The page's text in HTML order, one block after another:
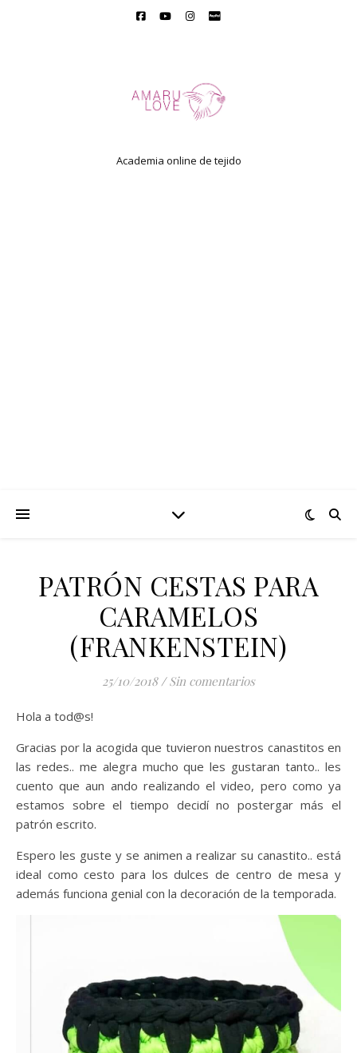
Academia online de tejido
PATRÓN CESTAS PARA
CARAMELOS
(FRANKENSTEIN)
25/10/2018 / Sin comentarios
Hola a tod@s!
Gracias por la acogida que tuvieron nuestros canastitos en
las redes.. me alegra mucho que les gustaran tanto.. les
cuento que aun ando realizando el video, pero como ya
estamos sobre el tiempo decidí no postergar más el
patrón escrito.
Espero les guste y se animen a realizar su canastito.. está
ideal como cesto para los dulces de centro de mesa y
además funciona genial con la decoración de la temporada.